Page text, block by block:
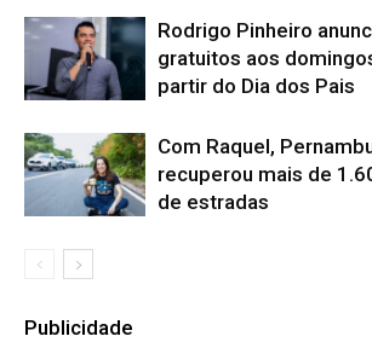
Rodrigo Pinheiro
gratuitos aos
partir do Dia dos Pais
Com Raquel,
recuperou mais de
de estradas
Publicidade